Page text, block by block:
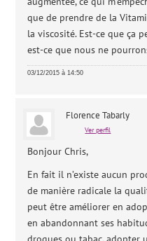
que de prendre de la
la viscosité. Est-ce que ça
est-ce que nous ne
03/12/2015 à 14:50
Florence Tabarly
Ver perfil
Bonjour Chris,
En fait il n’existe aucun
de manière radicale la
peut être améliorer en
en abandonnant ses